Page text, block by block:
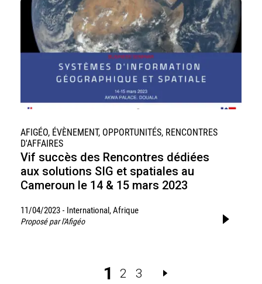
AFIGÉO, ÉVÈNEMENT, OPPORTUNITÉS, RENCONTRES
D'AFFAIRES
Vif succès des Rencontres dédiées
aux solutions SIG et spatiales au
Cameroun le 14 & 15 mars 2023
11/04/2023 - International, Afrique
Proposé par l'Afigéo
1 2 3